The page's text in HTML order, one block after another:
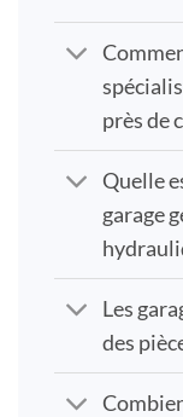
près de
Quelle
garage
Les
des